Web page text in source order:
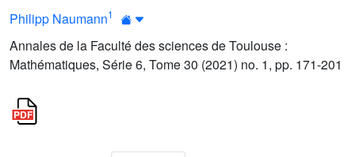
Philipp Naumann1
Annales de la Faculté des sciences de Toulouse :
Mathématiques, Série 6, Tome 30 (2021) no. 1, pp. 171-201